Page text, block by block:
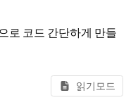
로 코드 간단하게 만들
읽기모드